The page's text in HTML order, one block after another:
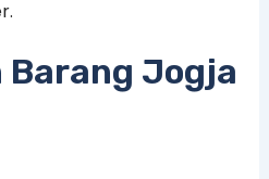
Barang Jogja